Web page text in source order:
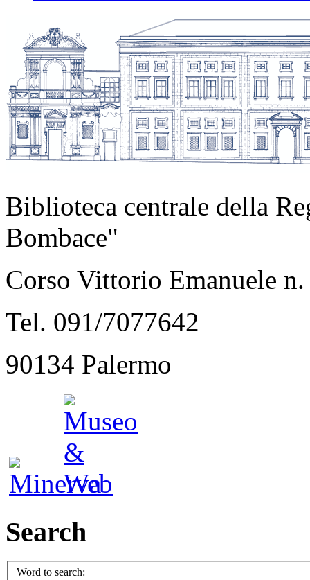
Biblioteca centrale della
Bombace"
Corso Vittorio Emanuele
Tel. 091/7077642
90134 Palermo
Search
Word to search: